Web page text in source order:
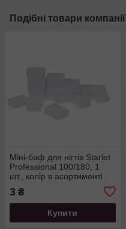
Подібні товари компанії
Міні-баф для нігтів Starlet
Professional 100/180, 1
шт., колір в асортименті
3 ₴
Купити